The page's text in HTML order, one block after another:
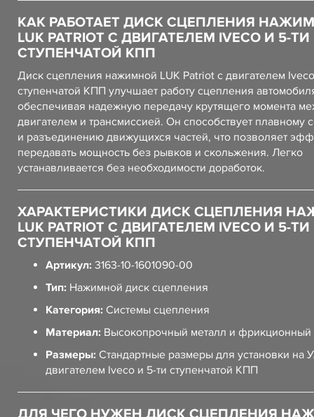
КАК РАБОТАЕТ ДИСК СЦЕПЛЕНИЯ
LUK PATRIOT С ДВИГАТЕЛЕМ IVECO И 5-ТИ
СТУПЕНЧАТОЙ КПП
Диск сцепления нажимной LUK Patriot с двигателем
ступенчатой КПП улучшает работу сцепления
обеспечивая надежную передачу крутящего момента
двигателем и трансмиссией. Он способствует плавному
и разъединению движущихся частей, что позволяет
передавать мощность без рывков и скольжения. Легко
устанавливается без необходимости доработок.
ХАРАКТЕРИСТИКИ ДИСК СЦЕПЛЕНИЯ
LUK PATRIOT С ДВИГАТЕЛЕМ IVECO И 5-ТИ
СТУПЕНЧАТОЙ КПП
Артикул: 3163-10-1601090-00
Тип: Нажимной диск сцепления
Категория: Системы сцепления
Материал: Высокопрочный металл и фрикционный
Размеры: Стандартные размеры для установки на
двигателем Iveco и 5-ти ступенчатой КПП